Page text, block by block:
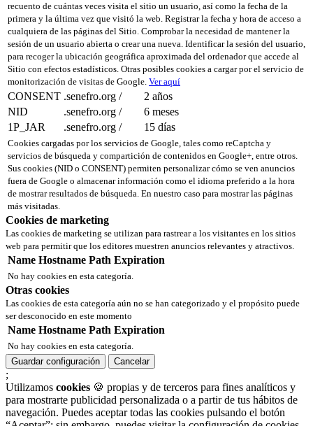
recuento de cuántas veces visita el sitio un usuario, así como la fecha de la
primera y la última vez que visitó la web. Registrar la fecha y hora de acceso a
cualquiera de las páginas del Sitio. Comprobar la necesidad de mantener la
sesión de un usuario abierta o crear una nueva. Identificar la sesión del usuario,
para recoger la ubicación geográfica aproximada del ordenador que accede al
Sitio con efectos estadísticos. Otras posibles cookies a cargar por el servicio de
monitorización de visitas de Google. Ver aquí
CONSENT .senefro.org /
2 años
NID
.senefro.org /
6 meses
1P_JAR
.senefro.org / 15 días
Cookies cargadas por los servicios de Google, tales como reCaptcha y
servicios de búsqueda y compartición de contenidos en Google+, entre otros.
Sus cookies (NID o CONSENT) permiten personalizar cómo se ven anuncios
fuera de Google o almacenar información como el idioma preferido a la hora
de mostrar resultados de búsqueda. En nuestro caso para mostrar las páginas
más visitadas.
Cookies de marketing
Las cookies de marketing se utilizan para rastrear a los visitantes en los sitios
web para permitir que los editores muestren anuncios relevantes y atractivos.
Name Hostname Path Expiration
No hay cookies en esta categoría.
Otras cookies
Las cookies de esta categoría aún no se han categorizado y el propósito puede
ser desconocido en este momento
Name Hostname Path Expiration
No hay cookies en esta categoría.
Guardar configuración
Cancelar
;
Utilizamos cookies 🍪 propias y de terceros para fines analíticos y
para mostrarte publicidad personalizada o a partir de tus hábitos de
navegación. Puedes aceptar todas las cookies pulsando el botón